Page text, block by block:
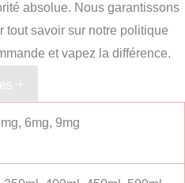
absolue. Nous garantissons
tout savoir sur notre politique
et vapez la différence.
6mg, 9mg